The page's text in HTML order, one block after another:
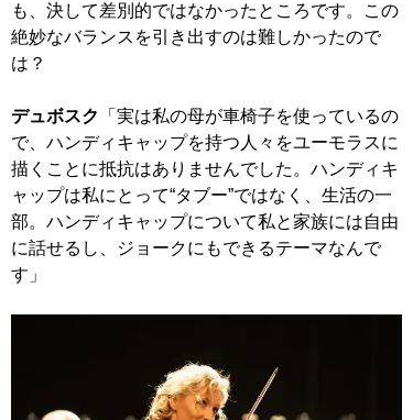
も、決して差別的ではなかったところです。この
絶妙なバランスを引き出すのは難しかったので
は？
デュボスク
「実は私の母が車椅子を使っているの
で、ハンディキャップを持つ人々をユーモラスに
描くことに抵抗はありませんでした。ハンディキ
ャップは私にとって“タブー”ではなく、生活の一
部。ハンディキャップについて私と家族には自由
に話せるし、ジョークにもできるテーマなんで
す」